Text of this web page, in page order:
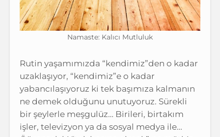
Namaste: Kalıcı Mutluluk
Rutin yaşamımızda “kendimiz”den o kadar
uzaklaşıyor, “kendimiz”e o kadar
yabancılaşıyoruz ki tek başımıza kalmanın
ne demek olduğunu unutuyoruz. Sürekli
bir şeylerle meşgulüz… Birileri, birtakım
işler, televizyon ya da sosyal medya ile…